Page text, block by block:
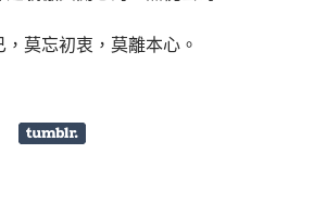
莫忘初衷，莫離本心。